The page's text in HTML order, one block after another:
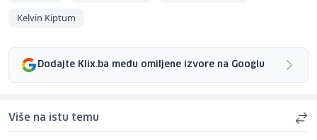
Kelvin Kiptum
Dodajte Klix.ba među omiljene izvore na Googlu
Više na istu temu